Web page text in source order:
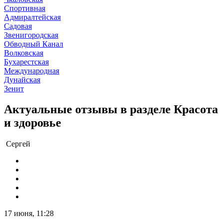
Спортивная
Адмиралтейская
Садовая
Звенигородская
Обводный Канал
Волковская
Бухарестская
Международная
Дунайская
Зенит
Актуальные отзывы в разделе Красота
и здоровье
Сергей
17 июня, 11:28